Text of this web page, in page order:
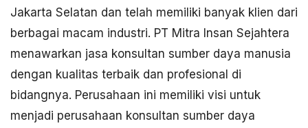
Jakarta Selatan dan telah memiliki banyak klien dari
berbagai macam industri. PT Mitra Insan Sejahtera
menawarkan jasa konsultan sumber daya manusia
dengan kualitas terbaik dan profesional di
bidangnya. Perusahaan ini memiliki visi untuk
menjadi perusahaan konsultan sumber daya